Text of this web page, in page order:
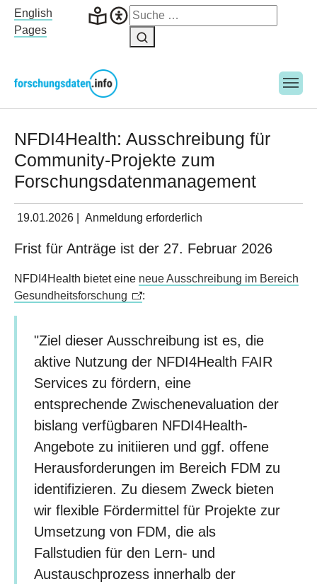
Skip to main navigation
Skip to main content
Skip to page footer
English
Pages
NFDI4Health: Ausschreibung für
Community-Projekte zum
Forschungsdatenmanagement
19.01.2026 Anmeldung erforderlich
Frist für Anträge ist der 27. Februar 2026
NFDI4Health bietet eine neue Ausschreibung im Bereich
Gesundheitsforschung
:
"Ziel dieser Ausschreibung ist es, die
aktive Nutzung der NFDI4Health FAIR
Services zu fördern, eine
entsprechende Zwischenevaluation der
bislang verfügbaren NFDI4Health-
Angebote zu initiieren und ggf. offene
Herausforderungen im Bereich FDM zu
identifizieren. Zu diesem Zweck bieten
wir flexible Fördermittel für Projekte zur
Umsetzung von FDM, die als
Fallstudien für den Lern- und
Austauschprozess innerhalb der